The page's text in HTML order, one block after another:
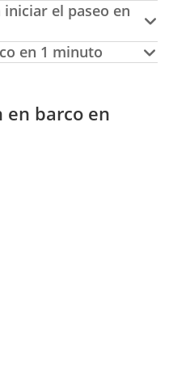
el paseo en
en 1 minuto
en barco en